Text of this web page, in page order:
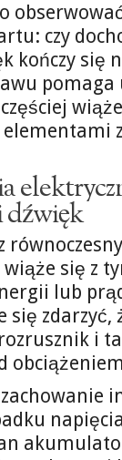
czy
kończy się
dźwięk
się z
lub
się
i